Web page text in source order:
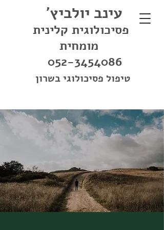
עינב יולביץ'
פסיכולוגית קלינית
052-3454086
טיפול פסיכולוגי בשרון